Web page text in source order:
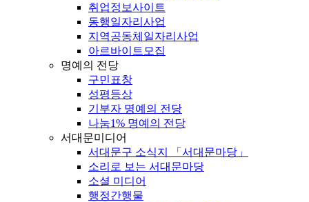
취업정보사이트
동행일자리사업
지역공동체일자리사업
아르바이트모집
명예의 전당
구민표창
성평등상
기부자 명예의 전당
나눔1% 명예의 전당
서대문미디어
서대문구 소식지 「서대문마당」
소리로 보는 서대문마당
소셜 미디어
행정간행물